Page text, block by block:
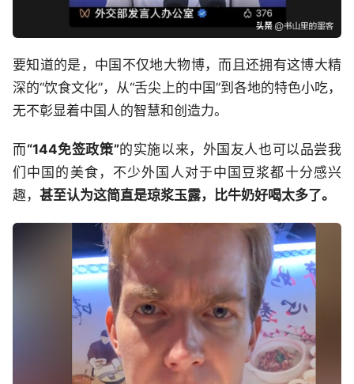
要知道的是，中国不仅地大物博，而且还拥有这博大精
深的“饮食文化”，从“舌尖上的中国”到各地的特色小吃，
无不彰显着中国人的智慧和创造力。
而“144免签政策”的实施以来，外国友人也可以品尝我
们中国的美食，不少外国人对于中国豆浆都十分感兴
趣， 甚至认为这简直是琼浆玉露，比牛奶好喝太多了。